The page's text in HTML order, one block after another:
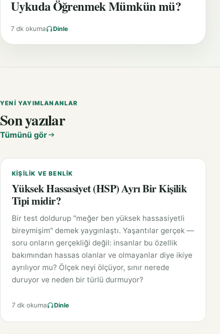
Uykuda Öğrenmek Mümkün mü?
7 dk okuma Dinle
YENI YAYIMLANANLAR
Son yazılar
Tümünü gör
KIŞILIK VE BENLIK
Yüksek Hassasiyet (HSP) Ayrı Bir Kişilik
Tipi midir?
Bir test doldurup "meğer ben yüksek hassasiyetli
bireymişim" demek yaygınlaştı. Yaşantılar gerçek —
soru onların gerçekliği değil: insanlar bu özellik
bakımından hassas olanlar ve olmayanlar diye ikiye
ayrılıyor mu? Ölçek neyi ölçüyor, sınır nerede
duruyor ve neden bir türlü durmuyor?
7 dk okuma Dinle